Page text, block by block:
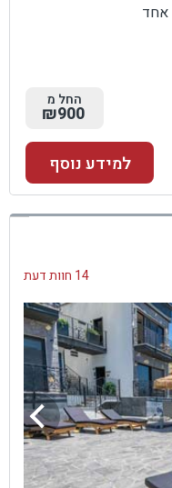
החל מ
₪900
למידע נוסף
14 חוות דעת